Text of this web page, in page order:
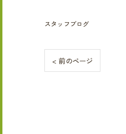
スタッフブログ
< 前のページ